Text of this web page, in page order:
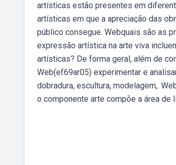
artísticas estão presentes em
artísticas em que a apreciação das
público consegue. Webquais são as
expressão artística na arte viva
artísticas? De forma geral, além de
Web(ef69ar05) experimentar e
dobradura, escultura, modelagem,.
o componente arte compõe a área de